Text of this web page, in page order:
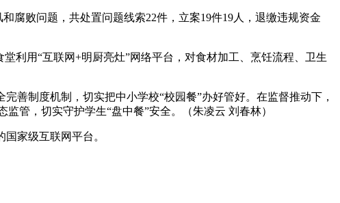
败问题，共处置问题线索22件，立案19件19人，退缴违规资金
用“互联网+明厨亮灶”网络平台，对食材加工、烹饪流程、卫生
制度机制，切实把中小学校“校园餐”办好管好。在监督推动下，
管，切实守护学生“盘中餐”安全。（朱凌云 刘春林）
家级互联网平台。